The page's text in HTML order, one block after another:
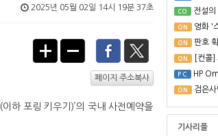
2025년 05월 02일 14시 19분 37초
페이지 주소복사
하 포링 키우기)’의 국내 사전예약을
CO 전설
ON 영화 '
ON 판호
ON [컨콜
PC HP
ON 검은사
기사리플